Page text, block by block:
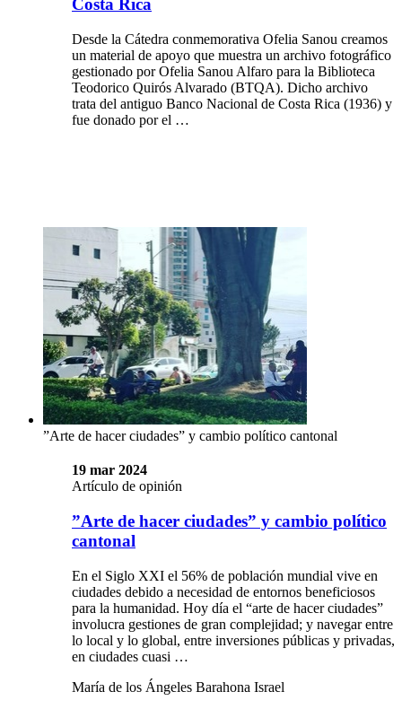
Costa Rica
Desde la Cátedra conmemorativa Ofelia Sanou creamos
un material de apoyo que muestra un archivo fotográfico
gestionado por Ofelia Sanou Alfaro para la Biblioteca
Teodorico Quirós Alvarado (BTQA). Dicho archivo
trata del antiguo Banco Nacional de Costa Rica (1936) y
fue donado por el …
”Arte de hacer ciudades” y cambio político cantonal
19 mar 2024
Artículo de opinión
”Arte de hacer ciudades” y cambio político
cantonal
En el Siglo XXI el 56% de población mundial vive en
ciudades debido a necesidad de entornos beneficiosos
para la humanidad. Hoy día el “arte de hacer ciudades”
involucra gestiones de gran complejidad; y navegar entre
lo local y lo global, entre inversiones públicas y privadas,
en ciudades cuasi …
María de los Ángeles Barahona Israel